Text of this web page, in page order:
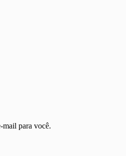
mail para você.